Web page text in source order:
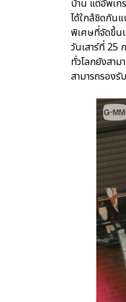
บ้าน แต่อัพเก
ได้ใกล้ชิดกัน
พิเศษที่จัดขึ้น
วันเสาร์ที่ 25
ทั่วโลกยังสา
สามารถรอง